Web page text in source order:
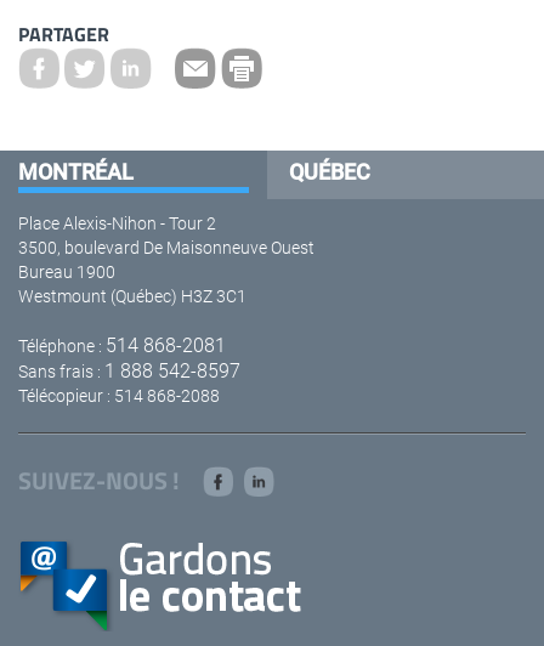
PARTAGER
MONTRÉAL QUÉBEC
Place Alexis-Nihon - Tour 2
3500, boulevard De Maisonneuve Ouest
Bureau 1900
Westmount (Québec) H3Z 3C1
Téléphone : 514 868-2081
Sans frais : 1 888 542-8597
Télécopieur : 514 868-2088
SUIVEZ-NOUS !